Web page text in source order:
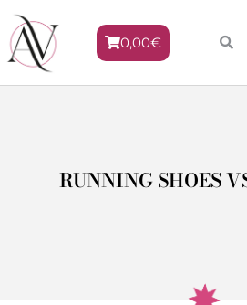
0,00€
RUNNING SHOES